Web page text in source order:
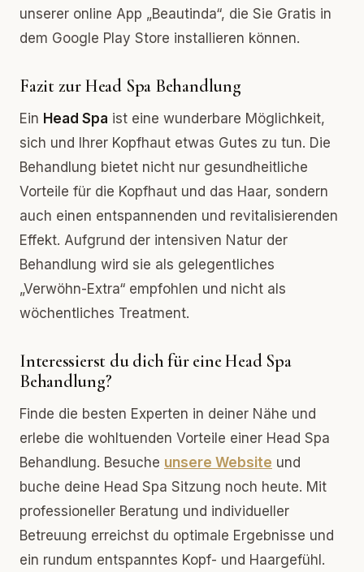
unserer online App „Beautinda“, die Sie Gratis in
dem Google Play Store installieren können.
Fazit zur Head Spa Behandlung
Ein Head Spa ist eine wunderbare Möglichkeit,
sich und Ihrer Kopfhaut etwas Gutes zu tun. Die
Behandlung bietet nicht nur gesundheitliche
Vorteile für die Kopfhaut und das Haar, sondern
auch einen entspannenden und revitalisierenden
Effekt. Aufgrund der intensiven Natur der
Behandlung wird sie als gelegentliches
„Verwöhn-Extra“ empfohlen und nicht als
wöchentliches Treatment.
Interessierst du dich für eine Head Spa
Behandlung?
Finde die besten Experten in deiner Nähe und
erlebe die wohltuenden Vorteile einer Head Spa
Behandlung. Besuche unsere Website und
buche deine Head Spa Sitzung noch heute. Mit
professioneller Beratung und individueller
Betreuung erreichst du optimale Ergebnisse und
ein rundum entspanntes Kopf- und Haargefühl.